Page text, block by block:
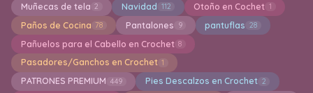
Muñecas de tela 2 Navidad 112 Otoño en Cochet 1
Paños de Cocina 78 Pantalones 9 pantuflas 28
Pañuelos para el Cabello en Crochet 8
Pasadores/Ganchos en Crochet 1
PATRONES PREMIUM 449 Pies Descalzos en Crochet 2